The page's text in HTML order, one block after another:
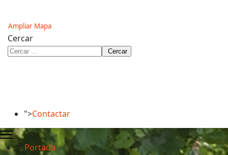
Ampliar Mapa
Cercar
Cercar
">Contactar
">Portada